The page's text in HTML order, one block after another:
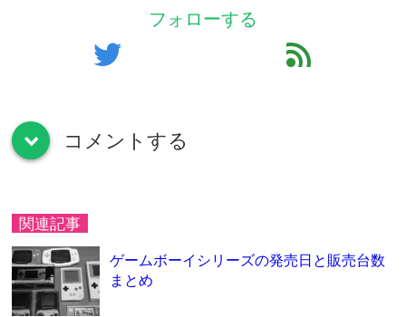
フォローする
twitter feed
down コメントする
関連記事
ゲームボーイシリーズの発売日と販売台数
まとめ